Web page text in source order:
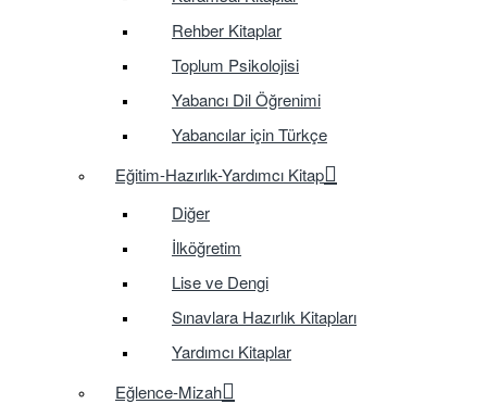
Rehber Kitaplar
Toplum Psikolojisi
Yabancı Dil Öğrenimi
Yabancılar için Türkçe
Eğitim-Hazırlık-Yardımcı Kitap
Diğer
İlköğretim
Lise ve Dengi
Sınavlara Hazırlık Kitapları
Yardımcı Kitaplar
Eğlence-Mizah